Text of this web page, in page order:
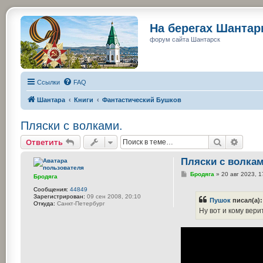
На берегах
форум сайта Шантарск
Ссылки FAQ
Шантара Книги Фантастический Бушков
Пляски с волками.
Ответить Поиск
Бродяга
Сообщения: 44849
Зарегистрирован: 09 сен 2008, 20:10
Откуда: Санкт-Петербург
Пляски с
СБродяга »20 авг 2023,
Пушок писал(а):
Ну вот и кому